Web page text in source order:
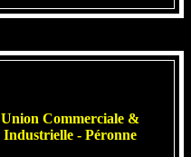
Union Commerciale &
Industrielle - Péronne